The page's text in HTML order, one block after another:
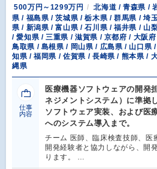
500万円～1299万円
北海道 / 青森県 /
県 / 福島県 / 茨城県 / 栃木県 / 群馬県 / 埼
県 / 新潟県 / 富山県 / 石川県 / 福井県 / 山
/ 愛知県 / 三重県 / 滋賀県 / 京都府 / 大阪
鳥取県 / 島根県 / 岡山県 / 広島県 / 山口県
知県 / 福岡県 / 佐賀県 / 長崎県 / 熊本県 /
縄県
仕事
内容
医療機器ソフトウェアの開発
ネジメントシステム）に準拠
ソフトウェア実装、および医
へのシステム導入まで。
チーム 医師、臨床検査技師、医
開発経験者と協力しながら、開
ります。 …